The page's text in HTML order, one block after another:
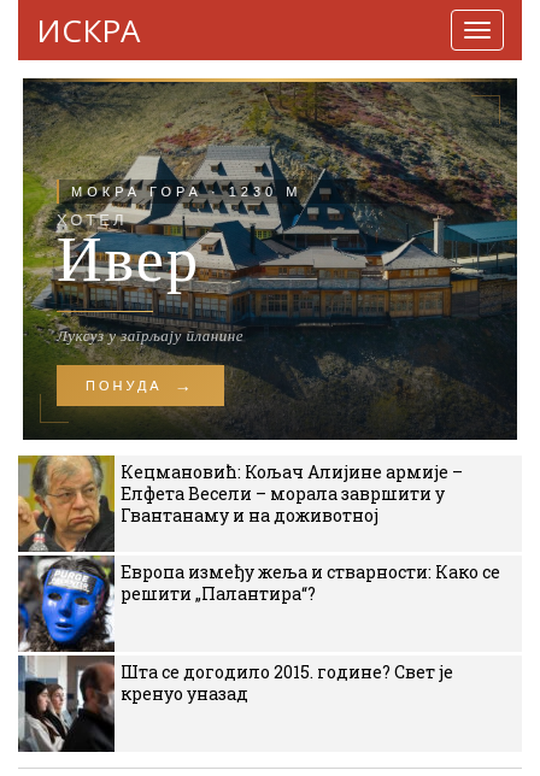
ИСКРА
Кецмановић: Кољач Алијине армије –
Елфета Весели – морала завршити у
Гвантанаму и на доживотној
Европа између жеља и стварности: Како се
решити „Палантира“?
Шта се догодило 2015. године? Свет је
кренуо уназад